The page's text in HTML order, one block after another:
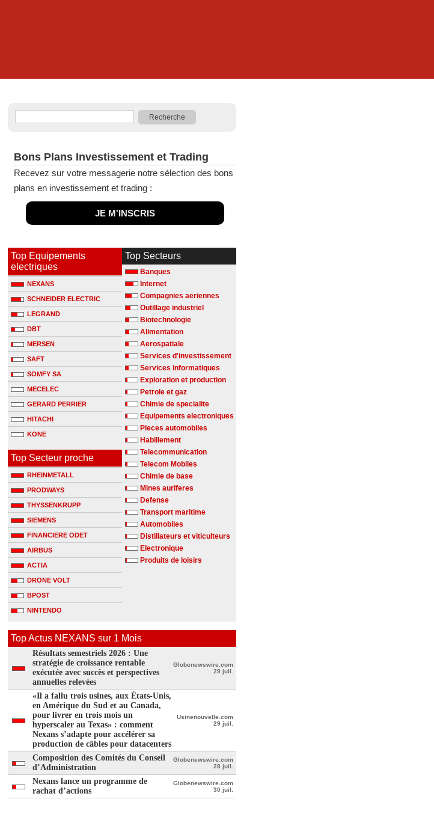
Bons Plans Investissement et Trading
Recevez sur votre messagerie notre sélection des bons
plans en investissement et trading :
JE M'INSCRIS
Top Equipements
electriques
NEXANS
SCHNEIDER ELECTRIC
LEGRAND
DBT
MERSEN
SAFT
SOMFY SA
MECELEC
GERARD PERRIER
HITACHI
KONE
Top Secteur proche
RHEINMETALL
PRODWAYS
THYSSENKRUPP
SIEMENS
FINANCIERE ODET
AIRBUS
ACTIA
DRONE VOLT
BPOST
NINTENDO
Top Secteurs
Banques
Internet
Compagnies aeriennes
Outillage industriel
Biotechnologie
Alimentation
Aerospatiale
Services d'investissement
Services informatiques
Exploration et production
Petrole et gaz
Chimie de specialite
Equipements electroniques
Pieces automobiles
Habillement
Telecommunication
Telecom Mobiles
Chimie de base
Mines auriferes
Defense
Transport maritime
Automobiles
Distillateurs et viticulteurs
Electronique
Produits de loisirs
Top Actus NEXANS sur 1 Mois
Résultats semestriels 2026 : Une
stratégie de croissance rentable
exécutée avec succès et perspectives
annuelles relevées
Globenewswire.com
29 juil.
«Il a fallu trois usines, aux États-Unis,
en Amérique du Sud et au Canada,
pour livrer en trois mois un
hyperscaler au Texas» : comment
Nexans s’adapte pour accélérer sa
production de câbles pour datacenters
Usinenouvelle.com
29 juil.
Composition des Comités du Conseil
d’Administration
Globenewswire.com
28 juil.
Nexans lance un programme de
rachat d’actions
Globenewswire.com
30 juil.